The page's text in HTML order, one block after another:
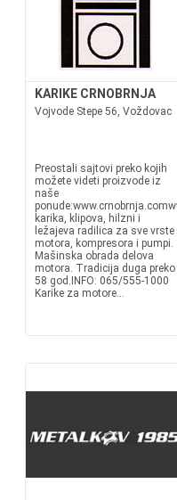
KARIKE CRNOBRNJA
Vojvode Stepe 56, Voždovac
Preostali sajtovi preko kojih
možete videti proizvode iz
naše
karika, klipova, hilzni i
ležajeva radilica za sve vrste
motora, kompresora i pumpi.
Mašinska obrada delova
motora. Tradicija duga preko
58 god.INFO: 065/555-1000
Karike za motore...